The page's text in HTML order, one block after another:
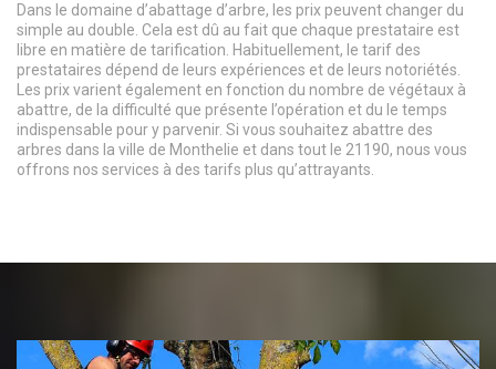
Dans le domaine d’abattage d’arbre, les prix peuvent changer du
simple au double. Cela est dû au fait que chaque prestataire est
libre en matière de tarification. Habituellement, le tarif des
prestataires dépend de leurs expériences et de leurs notoriétés.
Les prix varient également en fonction du nombre de végétaux à
abattre, de la difficulté que présente l’opération et du le temps
indispensable pour y parvenir. Si vous souhaitez abattre des
arbres dans la ville de Monthelie et dans tout le 21190, nous vous
offrons nos services à des tarifs plus qu’attrayants.